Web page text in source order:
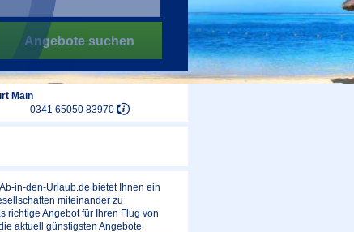
Angebote suchen
Main
0341 65050 83970
in-den-Urlaub.de bietet Ihnen ein
miteinander zu
richtige Angebot für Ihren Flug von
aktuell günstigsten Angebote